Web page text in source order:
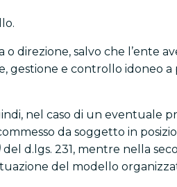
direzione, salvo che l’ente
e controllo idoneo a
nel caso di un eventuale
da soggetto in
del d.lgs. 231, mentre nella
del modello